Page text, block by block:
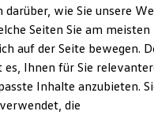
wie Sie unsere
Seiten Sie am meisten
auf der Seite bewegen.
es, Ihnen für Sie
Inhalte anzubieten.
die